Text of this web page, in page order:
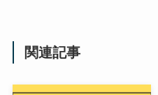
関連記事